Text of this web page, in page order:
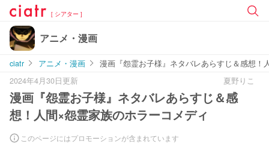
[ シアター ]
アニメ・漫画
ciatr アニメ・漫画
漫画『怨霊お子様』ネタバレあらすじ＆感想！
2024年4月30日更新
夏野りこ
漫画『怨霊お子様』ネタバレあらすじ＆感
想！人間×怨霊家族のホラーコメディ
このページにはプロモーションが含まれています